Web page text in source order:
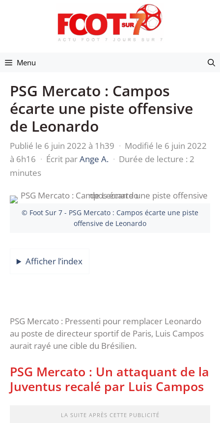
Menu
PSG Mercato : Campos
écarte une piste offensive
de Leonardo
Publié le 6 juin 2022 à 1h39 · Modifié le 6 juin 2022
à 6h16 · Écrit parAnge A. · Durée de lecture : 2
minutes
© Foot Sur 7 - PSG Mercato : Campos écarte une piste
offensive de Leonardo
Afficher l’index
PSG Mercato : Pressenti pour remplacer Leonardo
au poste de directeur sportif de Paris, Luis Campos
aurait rayé une cible du Brésilien.
PSG Mercato : Un attaquant de la
Juventus recalé par Luis Campos
LA SUITE APRÈS CETTE PUBLICITÉ